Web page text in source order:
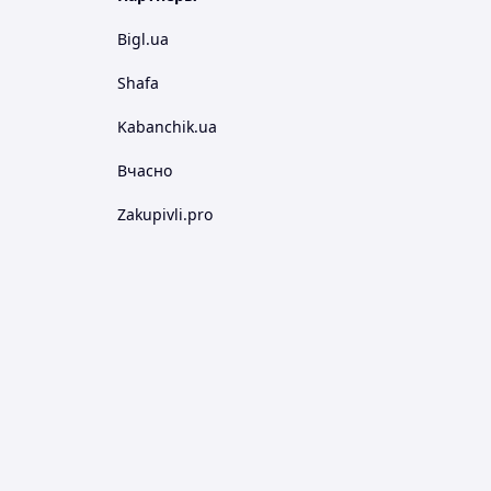
Bigl.ua
Shafa
Kabanchik.ua
Вчасно
Zakupivli.pro